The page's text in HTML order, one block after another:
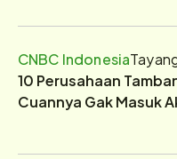
CNBC Indonesia
10 Perusahaan
Cuannya Gak Masuk